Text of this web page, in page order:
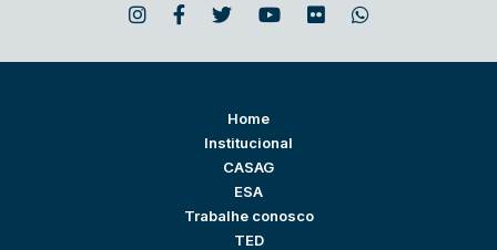
Home
Institucional
CASAG
ESA
Trabalhe conosco
TED